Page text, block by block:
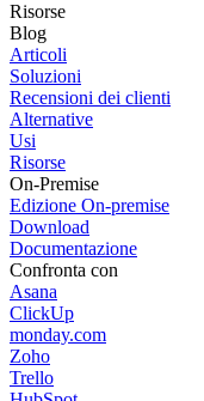
Risorse
Blog
Articoli
Soluzioni
Recensioni dei clienti
Alternative
Usi
Risorse
On-Premise
Edizione On-premise
Download
Documentazione
Confronta con
Asana
ClickUp
monday.com
Zoho
Trello